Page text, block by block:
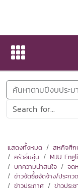
ข่าวสารกิจ
ค้นหาตามปีงบประ
แสดงทั้งหมด สหกิจศึก
ครัวอิ่มอุ่น
MJU
บทความน่าสนใจ
จด
ข่าวจัดซื้อจัดจ้าง/ประกว
ข่าวประกาศ
ข่าวประ